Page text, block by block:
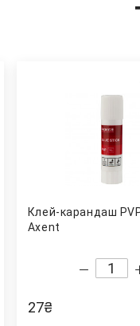
Клей-карандаш
Axent
27₴